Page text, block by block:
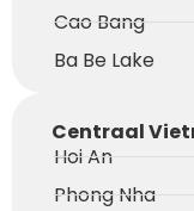
Cao Bang
Ba Be Lake
Centraal
Hoi An
Phong Nha